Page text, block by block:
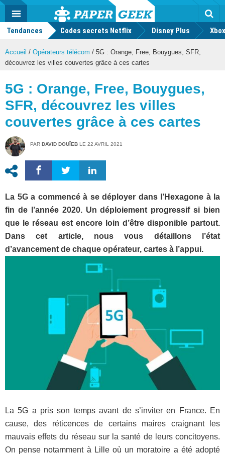
Actu
geek
MENU
Tendances Codes secrets Netflix Disney Plus
Accueil / Opérateurs télécom / 5G : Orange, Free, Bouygues, SFR,
découvrez les villes couvertes grâce à ces cartes
5G : Orange, Free, Bouygues,
SFR, découvrez les villes
couvertes grâce à ces cartes
PAR DAVID DOUÏEB LE 22 AVRIL 2021
La 5G a commencé à se déployer dans l’Hexagone à la
fin de l’année 2020. Un déploiement progressif si bien
que le réseau est encore loin d’être disponible partout.
Dans cet article, nous vous détaillons l’état
d’avancement de chaque opérateur, cartes à l’appui.
La 5G a pris son temps avant de s’inviter en France. En
cause, des réticences de certains maires craignant les
mauvais effets du réseau sur la santé de leurs concitoyens.
On pense notamment à Lille où un moratoire a été adopté
Mode
FacebookTwitter Youtube